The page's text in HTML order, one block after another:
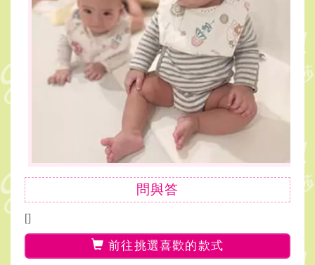
問與答
[]
前往挑選喜歡的款式